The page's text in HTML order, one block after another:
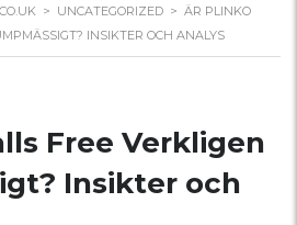
> UNCATEGORIZED > ÄR PLINKO
INSIKTER OCH ANALYS
Free Verkligen
Insikter och